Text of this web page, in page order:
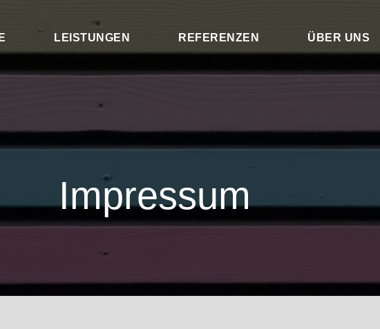
LEISTUNGEN REFERENZEN ÜBER UNS
Impressum